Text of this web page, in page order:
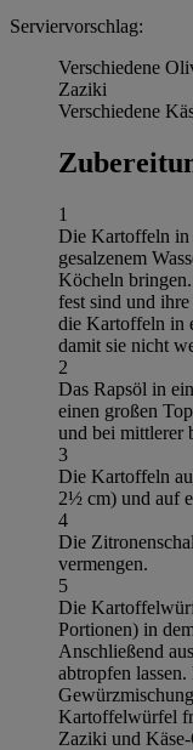
Serviervorschlag:
Verschiedene
Zaziki
Verschiedene
1
Die Kartoffeln in
gesalzenem
Köcheln
fest sind und
die Kartoffeln in
damit sie nicht
2
Das Rapsöl in
einen großen
und bei mittlerer
3
Die Kartoffeln
2½ cm) und auf
4
Die
vermengen.
5
Die
Portionen) in
Anschließend
abtropfen
Kartoffelwürfel
Zaziki und